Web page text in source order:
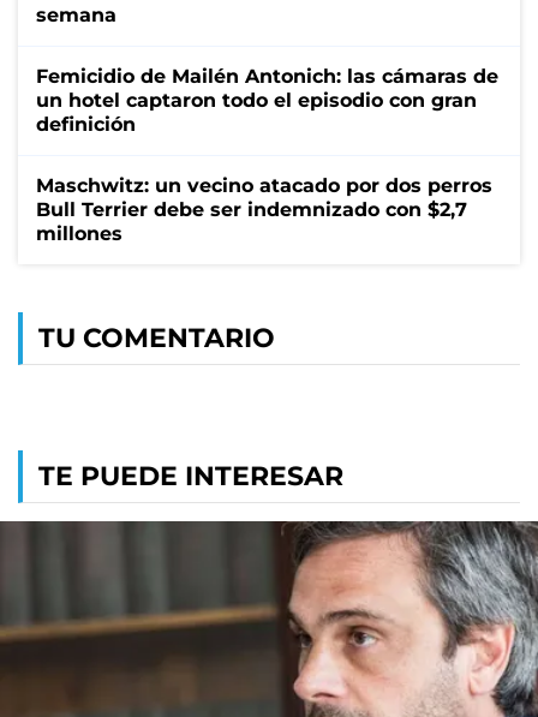
semana
Femicidio de Mailén Antonich: las cámaras de
un hotel captaron todo el episodio con gran
definición
Maschwitz: un vecino atacado por dos perros
Bull Terrier debe ser indemnizado con $2,7
millones
TU COMENTARIO
TE PUEDE INTERESAR